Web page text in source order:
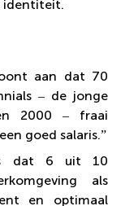
identiteit.
aan dat 70
– de jonge
2000 – fraai
goed salaris.”
dat 6 uit 10
als
en optimaal